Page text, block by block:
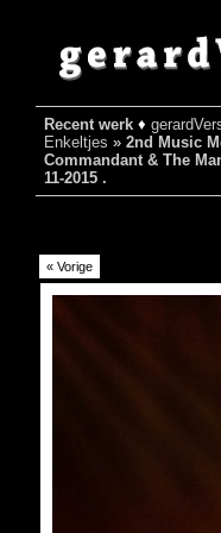
Recent werk♦
Enkeltjes » 2nd Music
Commandant & The
11-2015 .
« Vorige